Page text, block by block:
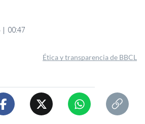
| 00:47
Ética y transparencia de BBCL